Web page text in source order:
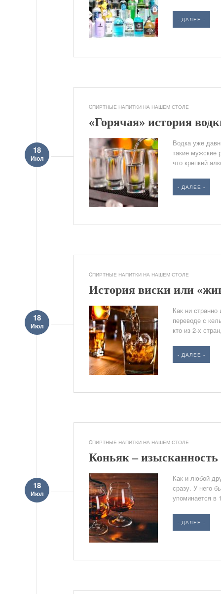
- ДАЛЕЕ -
CПИРТНЫЕ НАПИТКИ НА НАШЕМ СТОЛЕ
«Горячая» история
18
Июл
Водка уже
такие мужские
что крепкий
- ДАЛЕЕ -
CПИРТНЫЕ НАПИТКИ НА НАШЕМ СТОЛЕ
История виски или
18
Июл
Как ни
переводе с
кто из 2-х
- ДАЛЕЕ -
CПИРТНЫЕ НАПИТКИ НА НАШЕМ СТОЛЕ
Коньяк – изысканность
18
Июл
Как и любой
сразу. У него
упоминается в
- ДАЛЕЕ -